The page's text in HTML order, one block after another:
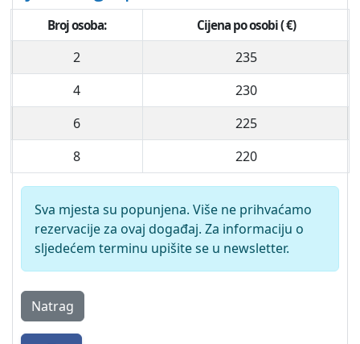
Broj osoba: Cijena po osobi ( €)
2
235
4
230
6
225
8
220
Sva mjesta su popunjena. Više ne prihvaćamo
rezervacije za ovaj događaj. Za informaciju o
sljedećem terminu upišite se u newsletter.
Natrag